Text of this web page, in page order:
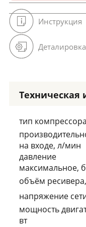
Инструкция
Деталировка
тип компрессора
на входе, л/мин
давление
максимальное,
объём
напряжение
мощность
вт